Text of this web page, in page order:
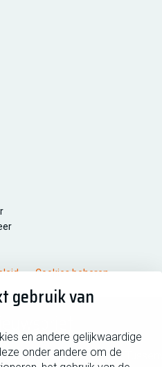
gebruik van
en andere gelijkwaardige
onder andere om de
DNV iso/iec 27001
Cookies beheren